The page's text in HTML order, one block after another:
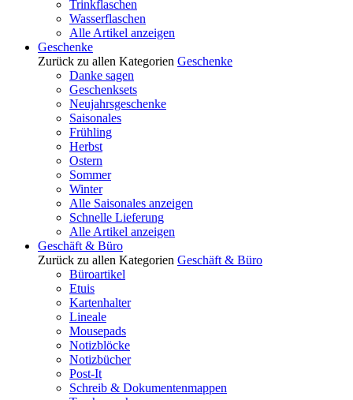
Trinkflaschen
Wasserflaschen
Alle Artikel anzeigen
Geschenke
Zurück zu allen Kategorien Geschenke
Danke sagen
Geschenksets
Neujahrsgeschenke
Saisonales
Frühling
Herbst
Ostern
Sommer
Winter
Alle Saisonales anzeigen
Schnelle Lieferung
Alle Artikel anzeigen
Geschäft & Büro
Zurück zu allen Kategorien Geschäft & Büro
Büroartikel
Etuis
Kartenhalter
Lineale
Mousepads
Notizblöcke
Notizbücher
Post-It
Schreib & Dokumentenmappen